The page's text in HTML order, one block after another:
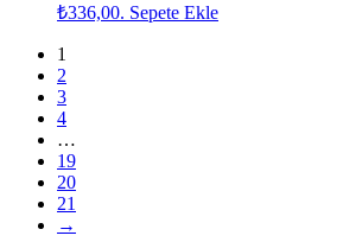
₺336,00. Sepete Ekle
1
2
3
4
…
19
20
21
→